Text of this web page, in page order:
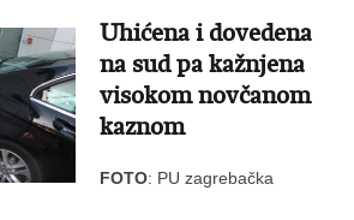
Uhićena i dovedena
na sud pa kažnjena
visokom novčanom
kaznom
FOTO: PU zagrebačka